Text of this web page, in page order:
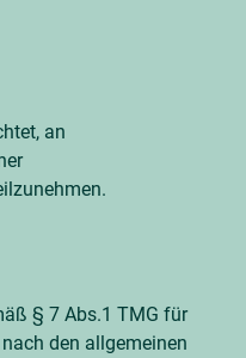
an
§ 7 Abs.1 TMG für
den allgemeinen